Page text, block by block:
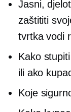
Jasni,
zaštititi
tvrtka vodi
Kako
ili ako
Koje